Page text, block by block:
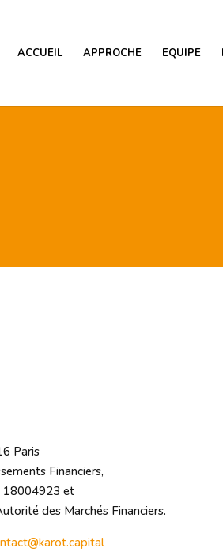
ACCUEIL APPROCHE EQUIPE
Paris
Financiers,
18004923 et
des Marchés Financiers.